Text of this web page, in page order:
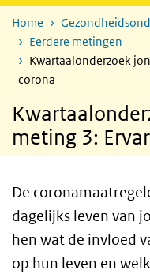
Home
Eerdere metingen
Kwartaalonderzoek
corona
meting 3:
De
dagelijks leven van
hen wat de invloed
op hun leven en